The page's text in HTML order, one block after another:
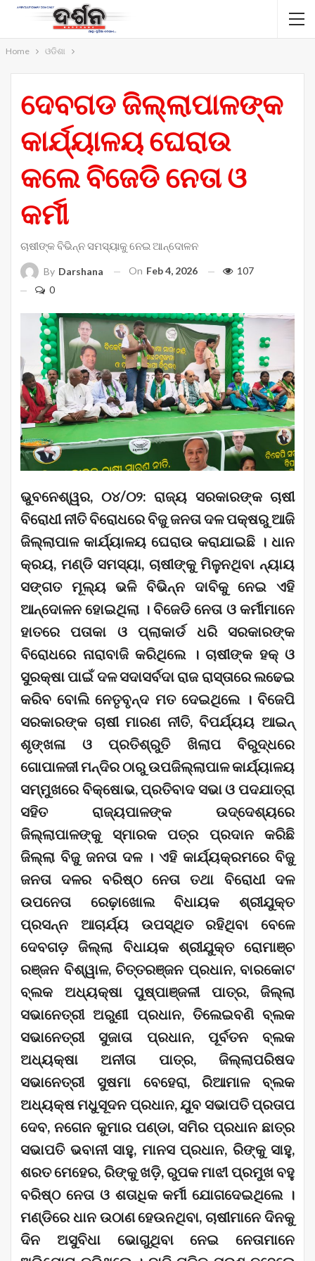
Home ଓଡିଶା
ଦେବଗଡ ଜିଲ୍ଲାପାଳଙ୍କ
କାର୍ଯ୍ୟାଳୟ ଘେରାଉ
କଲେ ବିଜେଡି ନେତା ଓ
କର୍ମୀ
ଚାଷୀଙ୍କ ବିଭିନ୍ନ ସମସ୍ୟାକୁ ନେଇ ଆନ୍ଦୋଳନ
By Darshana On Feb 4, 2026
107
0
ଭୁବନେଶ୍ୱର, ୦୪/୦୨: ରାଜ୍ୟ ସରକାରଙ୍କ ଚାଷୀ
ବିରୋଧୀ ନୀତି ବିରୋଧରେ ବିଜୁ ଜନତା ଦଳ ପକ୍ଷରୁ ଆଜି
ଜିଲ୍ଲାପାଳ କାର୍ଯ୍ୟାଳୟ ଘେରାଉ କରାଯାଇଛି । ଧାନ
କ୍ରୟ, ମଣ୍ଡି ସମସ୍ୟା, ଚାଷୀଙ୍କୁ ମିଳୁନଥିବା ନ୍ୟାୟ
ସଙ୍ଗତ ମୂଲ୍ୟ ଭଳି ବିଭିନ୍ନ ଦାବିକୁ ନେଇ ଏହି
ଆନ୍ଦୋଳନ ହୋଇଥିଲା । ବିଜେଡି ନେତା ଓ କର୍ମୀମାନେ
ହାତରେ ପତାକା ଓ ପ୍ଲାକାର୍ଡ ଧରି ସରକାରଙ୍କ
ବିରୋଧରେ ନାରାବାଜି କରିଥିଲେ । ଚାଷୀଙ୍କ ହକ୍ ଓ
ସୁରକ୍ଷା ପାଇଁ ଦଳ ସଦାସର୍ବଦା ରାଜ ରାସ୍ତାରେ ଲଢେଇ
କରିବ ବୋଲି ନେତୃବୃନ୍ଦ ମତ ଦେଇଥିଲେ । ବିଜେପି
ସରକାରଙ୍କ ଚାଷୀ ମାରଣ ନୀତି, ବିପର୍ଯ୍ୟୟ ଆଇନ୍
ଶୃଙ୍ଖଳା ଓ ପ୍ରତିଶ୍ରୁତି ଖିଲାପ ବିରୁଦ୍ଧରେ
ଗୋପାଳଜୀ ମନ୍ଦିର ଠାରୁ ଉପଜିଲ୍ଲାପାଳ କାର୍ଯ୍ୟାଳୟ
ସମ୍ମୁଖରେ ବିକ୍ଷୋଭ, ପ୍ରତିବାଦ ସଭା ଓ ପଦଯାତ୍ରା
ସହିତ ରାଜ୍ୟପାଳଙ୍କ ଉଦ୍ଦେଶ୍ୟରେ
ଜିଲ୍ଲାପାଳଙ୍କୁ ସ୍ମାରକ ପତ୍ର ପ୍ରଦାନ କରିଛି
ଜିଲ୍ଲା ବିଜୁ ଜନତା ଦଳ । ଏହି କାର୍ଯ୍ୟକ୍ରମରେ ବିଜୁ
ଜନତା ଦଳର ବରିଷ୍ଠ ନେତା ତଥା ବିରୋଧୀ ଦଳ
ଉପନେତା ରେଢ଼ାଖୋଲ ବିଧାୟକ ଶ୍ରୀଯୁକ୍ତ
ପ୍ରସନ୍ନ ଆଚାର୍ଯ୍ୟ ଉପସ୍ଥିତ ରହିଥିବା ବେଳେ
ଦେବଗଡ଼ ଜିଲ୍ଲା ବିଧାୟକ ଶ୍ରୀଯୁକ୍ତ ରୋମାଞ୍ଚ
ରଞ୍ଜନ ବିଶ୍ୱାଳ, ଚିତ୍ତରଞ୍ଜନ ପ୍ରଧାନ, ବାରକୋଟ
ବ୍ଲକ ଅଧ୍ୟକ୍ଷା ପୁଷ୍ପାଞ୍ଜଳୀ ପାତ୍ର, ଜିଲ୍ଲା
ସଭାନେତ୍ରୀ ଅରୁଣୀ ପ୍ରଧାନ, ତିଲେଇବଣି ବ୍ଲକ
ସଭାନେତ୍ରୀ ସୁଜାତା ପ୍ରଧାନ, ପୂର୍ବତନ ବ୍ଲକ
ଅଧ୍ୟକ୍ଷା ଅନୀତା ପାତ୍ର, ଜିଲ୍ଲାପରିଷଦ
ସଭାନେତ୍ରୀ ସୁଷମା ବେହେରା, ରିଆମାଳ ବ୍ଲକ
ଅଧ୍ୟକ୍ଷ ମଧୁସୂଦନ ପ୍ରଧାନ, ଯୁବ ସଭାପତି ପ୍ରତାପ
ଦେବ, ନଗେନ କୁମାର ପଣ୍ଡା, ସମିର ପ୍ରଧାନ ଛାତ୍ର
ସଭାପତି ଭବାନୀ ସାହୁ, ମାନସ ପ୍ରଧାନ, ରିଙ୍କୁ ସାହୁ,
ଶରତ ମେହେର, ରିଙ୍କୁ ଖଡ଼ି, ରୁପକ ମାଝୀ ପ୍ରମୁଖ ବହୁ
ବରିଷ୍ଠ ନେତା ଓ ଶତାଧିକ କର୍ମୀ ଯୋଗଦେଇଥିଲେ ।
ମଣ୍ଡିରେ ଧାନ ଉଠାଣ ହେଉନଥିବା, ଚାଷୀମାନେ ଦିନକୁ
ଦିନ ଅସୁବିଧା ଭୋଗୁଥିବା ନେଇ ନେତାମାନେ